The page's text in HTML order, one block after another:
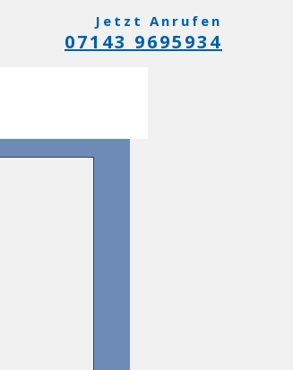
Jetzt Anrufen
07143 9695934